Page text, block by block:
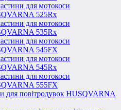
для мотокоси
525Rx
для мотокоси
535Rx
для мотокоси
545FX
для мотокоси
545Rx
для мотокоси
555FX
для повітродувок HUSQVARNA